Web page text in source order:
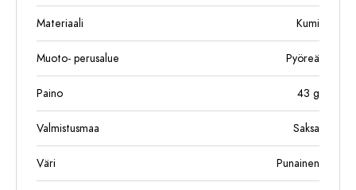
Materiaali Kumi
Muoto- perusalue Pyöreä
Paino 43 g
Valmistusmaa Saksa
Väri Punainen